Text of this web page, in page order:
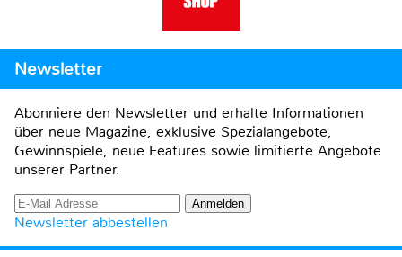
Newsletter
Abonniere den Newsletter und erhalte Informationen
über neue Magazine, exklusive Spezialangebote,
Gewinnspiele, neue Features sowie limitierte Angebote
unserer Partner.
Newsletter abbestellen